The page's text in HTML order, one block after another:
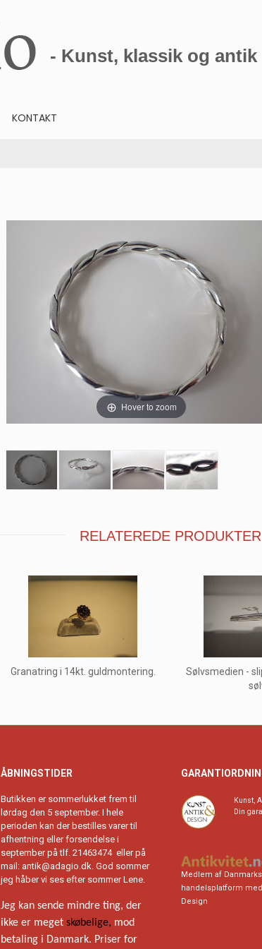
- Kunst, klassik og antik
KONTAKT
Hover to zoom
RELATEREDE PRODUKTER
Granatring i 14kt. guldmontering.
Sølvsmedien -
ÅBNINGSTIDER
Butikken er sommerlukket frem til
lørdag den 5 september. I hele
perioden kan der bestilles varer til
afhentning eller forsendelse i
september på tlf. 21463474 eller på
mail: antik@adagio.dk. God sommer
jeg håber vi ses efter sommer Lene.
Jeg kan sende mindre ting, der
ikke er meget skøbelige, mod
betaling i Danmark. Priser for
Kunst,
Din
Medlem af
handelsplatform
Design